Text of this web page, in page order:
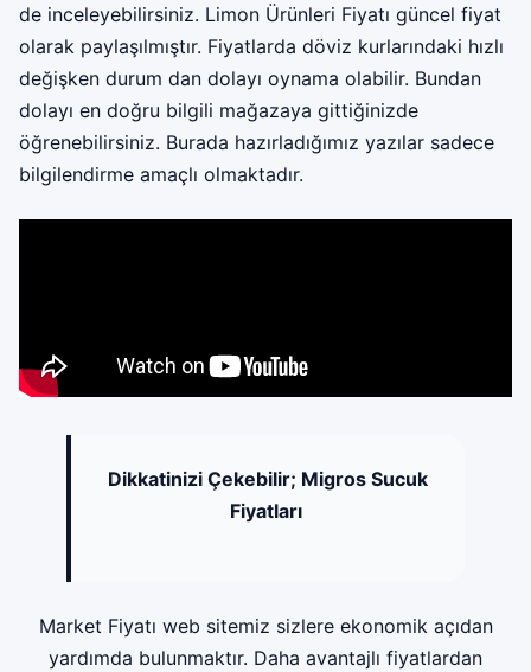
de inceleyebilirsiniz. Limon Ürünleri Fiyatı güncel fiyat
olarak paylaşılmıştır. Fiyatlarda döviz kurlarındaki hızlı
değişken durum dan dolayı oynama olabilir. Bundan
dolayı en doğru bilgili mağazaya gittiğinizde
öğrenebilirsiniz. Burada hazırladığımız yazılar sadece
bilgilendirme amaçlı olmaktadır.
Dikkatinizi Çekebilir; Migros Sucuk
Fiyatları
Market Fiyatı web sitemiz sizlere ekonomik açıdan
yardımda bulunmaktır. Daha avantajlı fiyatlardan